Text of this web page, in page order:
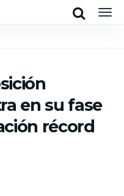
Search
en su fase
récord